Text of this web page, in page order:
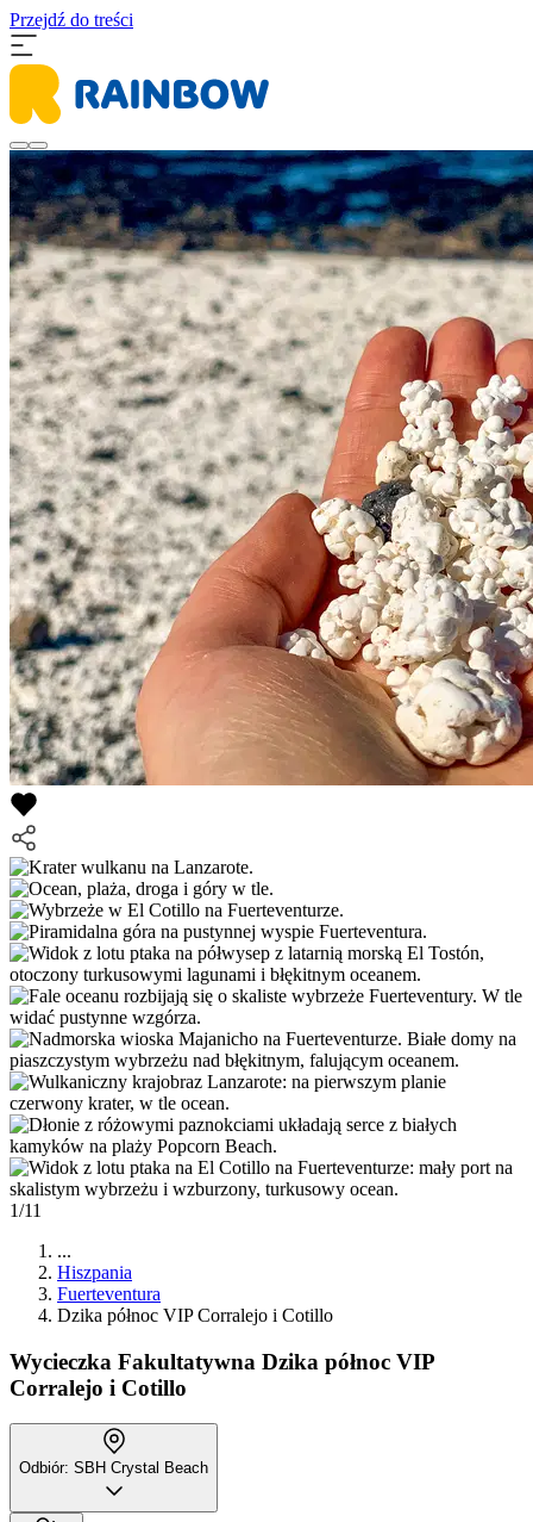
Przejdź do treści
1/11
...
Hiszpania
Fuerteventura
Dzika północ VIP Corralejo i Cotillo
Wycieczka Fakultatywna Dzika północ VIP
Corralejo i Cotillo
Odbiór: SBH Crystal Beach